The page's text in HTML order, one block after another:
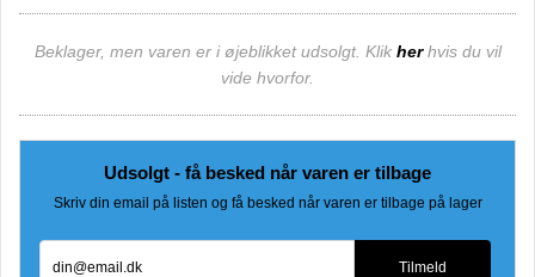
Beklager, men varen er i øjeblikket udsolgt. Klik herhvis du vil
vide hvorfor.
Udsolgt - få besked når varen er tilbage
Skriv din email på listen og få besked når varen er tilbage på lager
Tilmeld